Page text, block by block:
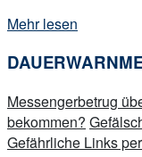
„Vorsicht
–
auf
beim
Onlinekauf!“
Mehr lesen
Messengerbetrug
bekommen?
Gefährliche Links